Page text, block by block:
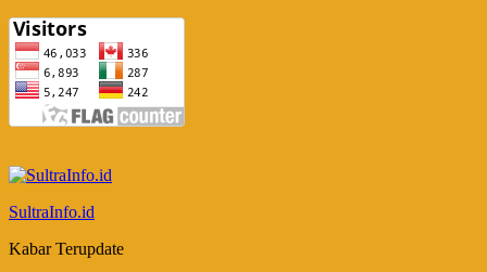
SultraInfo.id
Kabar Terupdate